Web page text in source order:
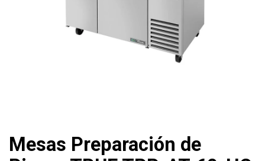
Mesas Preparación de